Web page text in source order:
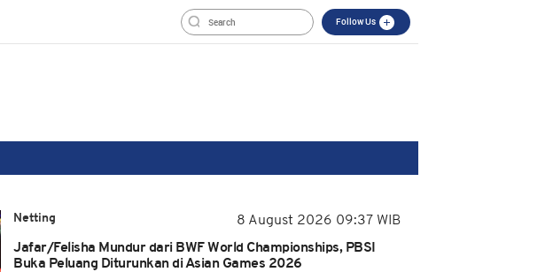
Follow Us
Netting
8 August 2026 09:37 WIB
Jafar/Felisha Mundur dari BWF World Championships, PBSI
Buka Peluang Diturunkan di Asian Games 2026